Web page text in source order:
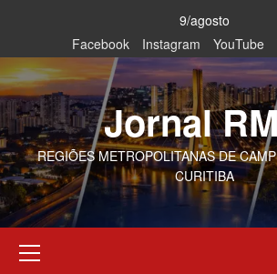
content
9/agosto
Facebook
Instagram YouTube
Jornal
REGIÕES METROPOLITANAS DE
CURITIBA
Menu